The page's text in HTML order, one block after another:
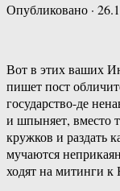
Опубликовано ·
Вот в этих ваших
пишет пост
государство-де
и шпыняет, вместо
кружков и раздать
мучаются
ходят на митинги к